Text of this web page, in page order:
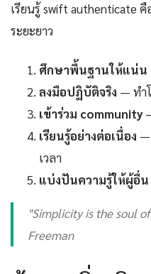
เรียนรู้ swift authenticate
ระยะยาว
ศึกษาพื้นฐานให้แน่น
ลงมือปฏิบัติจริง — ทำ
เข้าร่วม community
เรียนรู้อย่างต่อเนื่อง —
เวลา
แบ่งปันความรู้ให้ผู้อื่น
"Simplicity is the soul
Freeman